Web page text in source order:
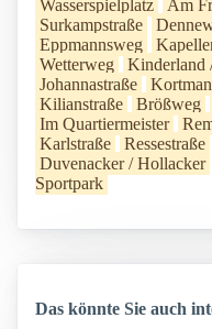
Wasserspielplatz
Am
Surkampstraße
Eppmannsweg
Wetterweg
Kinderland
Johannastraße
Kilianstraße
Brößweg
Im Quartiermeister
Karlstraße
Ressestraße
Duvenacker / Hollacker
Sportpark
Das könnte Sie auch